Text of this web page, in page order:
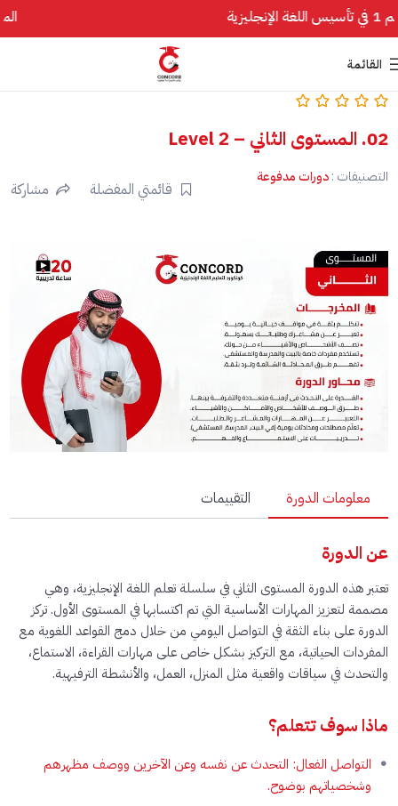
في تأسيس اللغة الإنجليزية
القائمة
02. المستوى الثاني – Level 2
التصنيفات :دورات مدفوعة
قائمتي المفضلة مشاركة
معلومات الدورة التقييمات
عن الدورة
تعتبر هذه الدورة المستوى الثاني في سلسلة تعلم اللغة الإنجليزية، وهي
مصممة لتعزيز المهارات الأساسية التي تم اكتسابها في المستوى الأول. تركز
الدورة على بناء الثقة في التواصل اليومي من خلال دمج القواعد اللغوية مع
المفردات الحياتية، مع التركيز بشكل خاص على مهارات القراءة، الاستماع،
والتحدث في سياقات واقعية مثل المنزل، العمل، والأنشطة الترفيهية.
ماذا سوف تتعلم؟
التواصل الفعال: التحدث عن نفسه وعن الآخرين ووصف مظهرهم
وشخصياتهم بوضوح.